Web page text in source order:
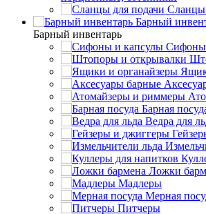
Сланцы
Барный
Барный инвентарь
Сифоны
Барная
Ведра для
Ложки
Мадлеры
Мерная
Питчеры